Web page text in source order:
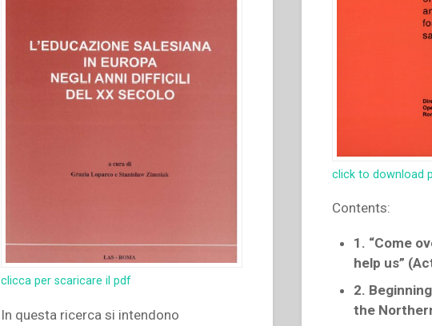
click to download
Contents:
1. “Come
help us”
2.
the
clicca per scaricare il pdf
In questa ricerca si intendono